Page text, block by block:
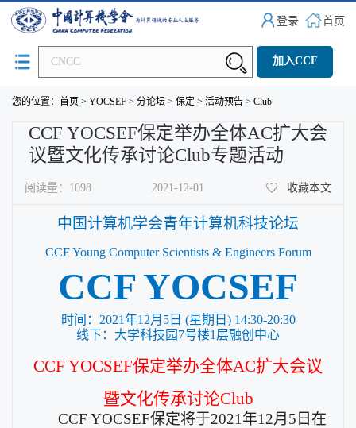
首页
登录
加入CCF
您的位置： 首页 > YOCSEF > 分论坛 > 保定 > 活动预告 > Club
CCF YOCSEF保定举办全体AC扩大会
议暨文化传承讨论Club专题活动
阅读量： 1098 2021-12-01 收藏本文
中国计算机学会青年计算机科技论坛
CCF Young Computer Scientists & Engineers Forum
CCF YOCSEF
时间： 2021年1 2月 5日 (星期 日 ) 14:30-20:30
线下：大学科技园 7号楼1层融创中心
CCF YOCSEF保定举办全体AC扩大会议
暨文化传承讨论Club
CCF YOCSEF保定将于2021 年1 2月 5 日在